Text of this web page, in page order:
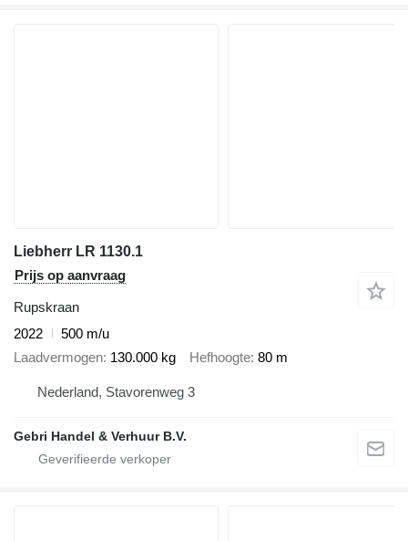
Liebherr LR 1130.1
Prijs op aanvraag
Rupskraan
2022
500 m/u
Laadvermogen 130.000 kg Hefhoogte 80 m
Nederland, Stavorenweg 3
Gebri Handel & Verhuur B.V.